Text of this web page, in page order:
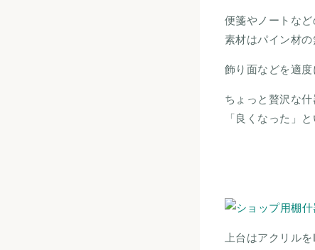
便箋やノートな
素材はパイン材の
飾り面などを適度
ちょっと贅沢な
「良くなった」
上台はアクリル